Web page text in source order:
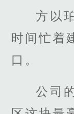
方以
时间忙着
口。
公司